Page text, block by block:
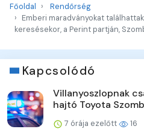
Főoldal
Rendőrség
Emberi maradványokat
keresésekor, a Perint partján,
Kapcsolódó
Villanyoszlopnak
hajtó Toyota
7 órája ezelőtt 16